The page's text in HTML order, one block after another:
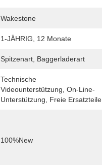
Wakestone
1-JÄHRIG, 12 Monate
Spitzenart, Baggerladerart
Technische
Videounterstützung, On-Line-
Unterstützung, Freie Ersatzteile
100%new